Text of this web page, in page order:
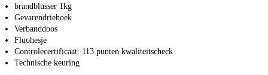
brandblusser 1kg
Gevarendriehoek
Verbanddoos
Fluohesje
Controlecertificaat: 113 punten kwaliteitscheck
Technische keuring